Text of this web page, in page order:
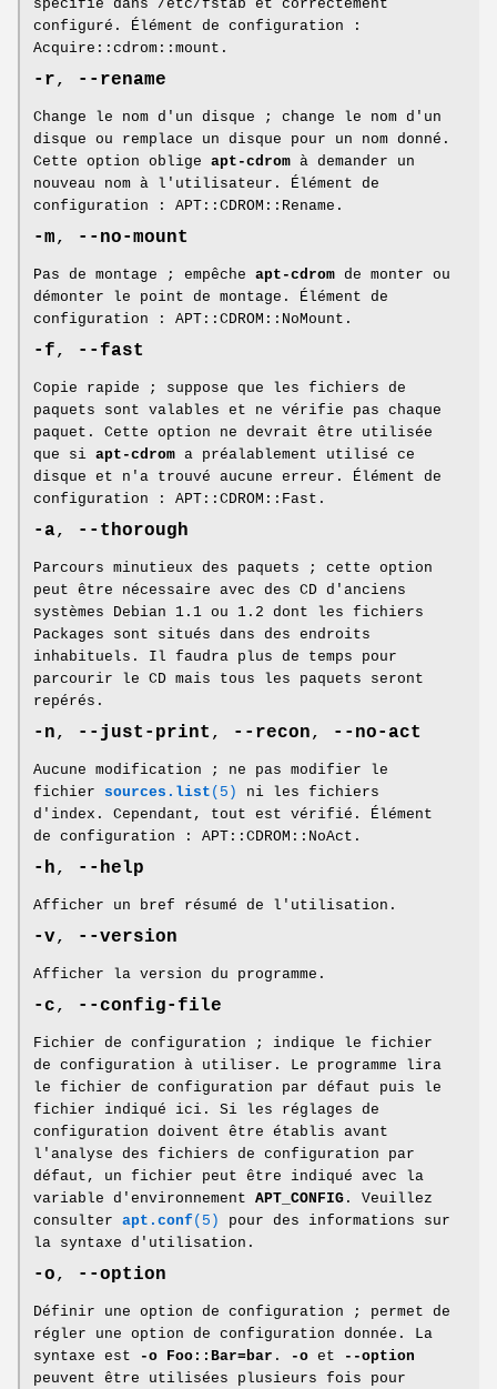
spécifié dans /etc/fstab et correctement
configuré. Élément de configuration :
Acquire::cdrom::mount.
-r, --rename
Change le nom d'un disque ; change le nom d'un
disque ou remplace un disque pour un nom donné.
Cette option oblige apt-cdrom à demander un
nouveau nom à l'utilisateur. Élément de
configuration : APT::CDROM::Rename.
-m, --no-mount
Pas de montage ; empêche apt-cdrom de monter ou
démonter le point de montage. Élément de
configuration : APT::CDROM::NoMount.
-f, --fast
Copie rapide ; suppose que les fichiers de
paquets sont valables et ne vérifie pas chaque
paquet. Cette option ne devrait être utilisée
que si apt-cdrom a préalablement utilisé ce
disque et n'a trouvé aucune erreur. Élément de
configuration : APT::CDROM::Fast.
-a, --thorough
Parcours minutieux des paquets ; cette option
peut être nécessaire avec des CD d'anciens
systèmes Debian 1.1 ou 1.2 dont les fichiers
Packages sont situés dans des endroits
inhabituels. Il faudra plus de temps pour
parcourir le CD mais tous les paquets seront
repérés.
-n, --just-print , --recon, --no-act
Aucune modification ; ne pas modifier le
fichier sources.list (5)
ni les fichiers
d'index. Cependant, tout est vérifié. Élément
de configuration : APT::CDROM::NoAct.
-h, --help
Afficher un bref résumé de l'utilisation.
-v, --version
Afficher la version du programme.
-c, --config-file
Fichier de configuration ; indique le fichier
de configuration à utiliser. Le programme lira
le fichier de configuration par défaut puis le
fichier indiqué ici. Si les réglages de
configuration doivent être établis avant
l'analyse des fichiers de configuration par
défaut, un fichier peut être indiqué avec la
variable d'environnement APT_CONFIG . Veuillez
consulter apt.conf (5)
pour des informations sur
la syntaxe d'utilisation.
-o, --option
Définir une option de configuration ; permet de
régler une option de configuration donnée. La
syntaxe est
-o Foo::Bar=bar . -o et
--option
peuvent être utilisées plusieurs fois pour